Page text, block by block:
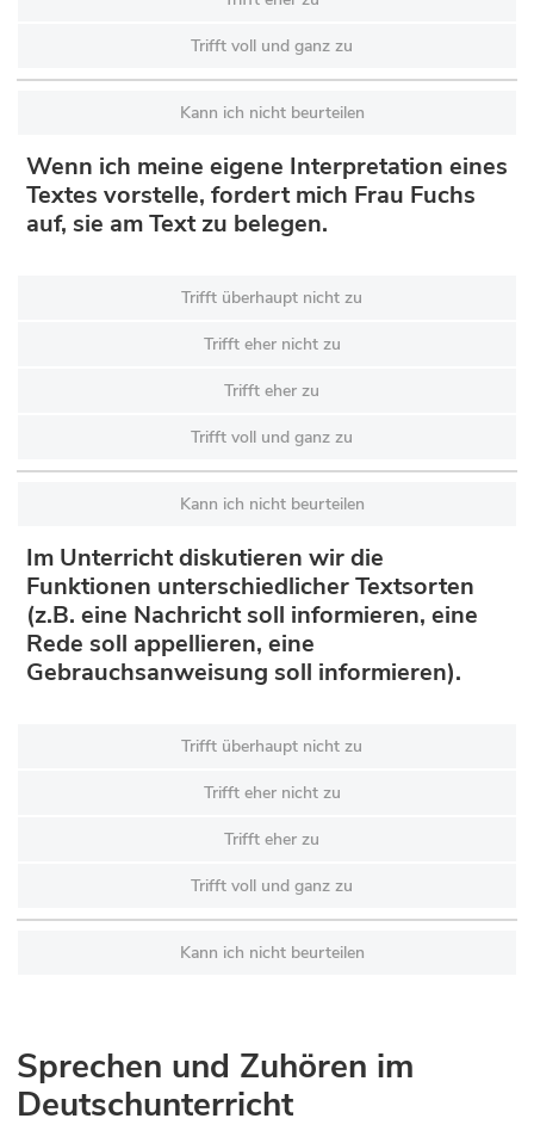
Trifft voll und ganz zu
Kann ich nicht beurteilen
Wenn ich meine eigene Interpretation eines
Textes vorstelle, fordert mich Frau Fuchs
auf, sie am Text zu belegen.
Trifft überhaupt nicht zu
Trifft eher nicht zu
Trifft eher zu
Trifft voll und ganz zu
Kann ich nicht beurteilen
Im Unterricht diskutieren wir die
Funktionen unterschiedlicher Textsorten
(z.B. eine Nachricht soll informieren, eine
Rede soll appellieren, eine
Gebrauchsanweisung soll informieren).
Trifft überhaupt nicht zu
Trifft eher nicht zu
Trifft eher zu
Trifft voll und ganz zu
Kann ich nicht beurteilen
Sprechen und Zuhören im
Deutschunterricht